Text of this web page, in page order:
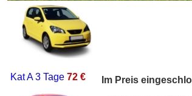
Kat A3 Tage 72 € Im Preis